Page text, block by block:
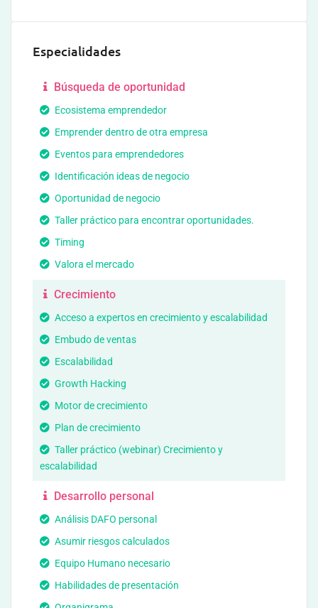
Especialidades
Búsqueda de oportunidad
Ecosistema emprendedor
Emprender dentro de otra empresa
Eventos para emprendedores
Identificación ideas de negocio
Oportunidad de negocio
Taller práctico para encontrar oportunidades.
Timing
Valora el mercado
Crecimiento
Acceso a expertos en crecimiento y escalabilidad
Embudo de ventas
Escalabilidad
Growth Hacking
Motor de crecimiento
Plan de crecimiento
Taller práctico (webinar) Crecimiento y
escalabilidad
Desarrollo personal
Análisis DAFO personal
Asumir riesgos calculados
Equipo Humano necesario
Habilidades de presentación